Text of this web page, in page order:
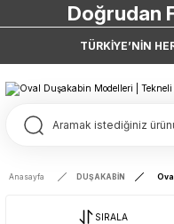
Doğrudan
7
Doğrudan
TÜRKİYE’NİN
Anasayfa DUŞAKABİN
SIRALA